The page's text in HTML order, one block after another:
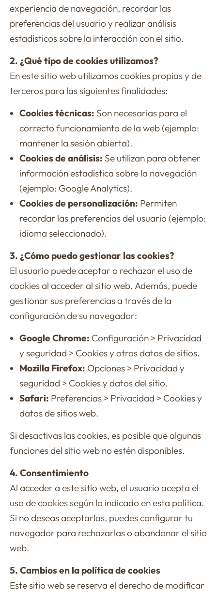
experiencia de navegación, recordar las
preferencias del usuario y realizar análisis
estadísticos sobre la interacción con el sitio.
2. ¿Qué tipo de cookies utilizamos?
En este sitio web utilizamos cookies propias y de
terceros para las siguientes finalidades:
Cookies técnicas: Son necesarias para el
correcto funcionamiento de la web (ejemplo:
mantener la sesión abierta).
Cookies de análisis: Se utilizan para obtener
información estadística sobre la navegación
(ejemplo: Google Analytics).
Cookies de personalización: Permiten
recordar las preferencias del usuario (ejemplo:
idioma seleccionado).
3. ¿Cómo puedo gestionar las cookies?
El usuario puede aceptar o rechazar el uso de
cookies al acceder al sitio web. Además, puede
gestionar sus preferencias a través de la
configuración de su navegador:
Google Chrome: Configuración > Privacidad
y seguridad > Cookies y otros datos de sitios.
Mozilla Firefox: Opciones > Privacidad y
seguridad > Cookies y datos del sitio.
Safari: Preferencias > Privacidad > Cookies y
datos de sitios web.
Si desactivas las cookies, es posible que algunas
funciones del sitio web no estén disponibles.
4. Consentimiento
Al acceder a este sitio web, el usuario acepta el
uso de cookies según lo indicado en esta política.
Si no deseas aceptarlas, puedes configurar tu
navegador para rechazarlas o abandonar el sitio
web.
5. Cambios en la política de cookies
Este sitio web se reserva el derecho de modificar